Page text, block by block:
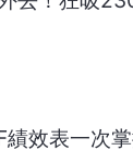
效表一次掌